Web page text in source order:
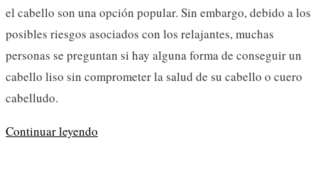
el cabello son una opción popular. Sin embargo, debido a los
posibles riesgos asociados con los relajantes, muchas
personas se preguntan si hay alguna forma de conseguir un
cabello liso sin comprometer la salud de su cabello o cuero
cabelludo.
Continuar leyendo